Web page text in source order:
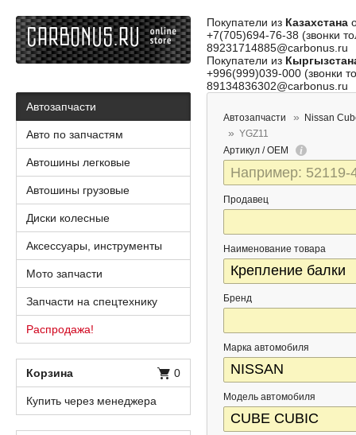
Покупатели из Казахстана
+7(705)694-76-38 (звонки
89231714885@carbonus.ru
Покупатели из
+996(999)039-000 (звонки
89134836302@carbonus.ru
Автозапчасти
Nissan
YGZ11
Артикул / OEM
Продавец
Наименование товара
Бренд
Марка автомобиля
Модель автомобиля
Автозапчасти
Авто по запчастям
Автошины легковые
Автошины грузовые
Диски колесные
Аксессуары, инструменты
Мото запчасти
Запчасти на спецтехнику
Распродажа!
Корзина 0
Купить через менеджера